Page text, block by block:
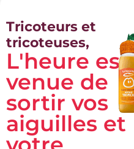
Tricoteurs et
tricoteuses,
L'heure est
venue de
sortir vos
aiguilles et